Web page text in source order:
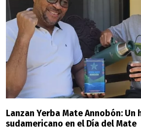
Lanzan Yerba Mate Annobón: Un
sudamericano en el Día del Mate